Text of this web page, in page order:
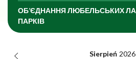
ОБ’ЄДНАННЯ ЛЮБЕЛЬСЬКИХ
ПАРКІВ
Data Sierpień